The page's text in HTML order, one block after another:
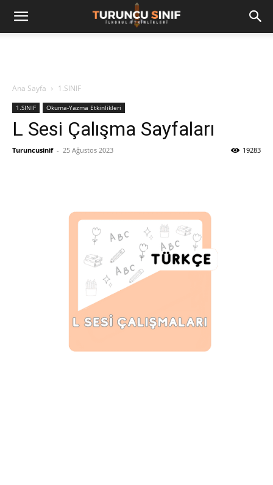
Ana Sayfa 1.SINIF
1.SINIF Okuma-Yazma Etkinlikleri
L Sesi Çalışma Sayfaları
Turuncusinif - 25 Ağustos 2023 19283